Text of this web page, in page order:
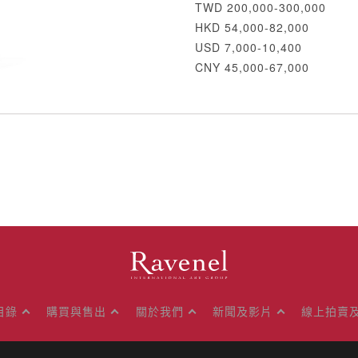
TWD 200,000-300,000
HKD 54,000-82,000
USD 7,000-10,400
CNY 45,000-67,000
錄 購買與售出 關於我們 新聞及影片 線上拍賣